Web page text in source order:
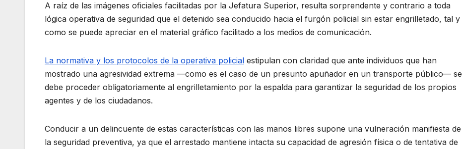
A raíz de las imágenes oficiales facilitadas por la Jefatura Superior, resulta sorprendente y contrario a toda
lógica operativa de seguridad que el detenido sea conducido hacia el furgón policial sin estar engrilletado, tal y
como se puede apreciar en el material gráfico facilitado a los medios de comunicación.
La normativa y los protocolos de la operativa policial estipulan con claridad que ante individuos que han
mostrado una agresividad extrema —como es el caso de un presunto apuñador en un transporte público— se
debe proceder obligatoriamente al engrilletamiento por la espalda para garantizar la seguridad de los propios
agentes y de los ciudadanos.
Conducir a un delincuente de estas características con las manos libres supone una vulneración manifiesta de
la seguridad preventiva, ya que el arrestado mantiene intacta su capacidad de agresión física o de tentativa de